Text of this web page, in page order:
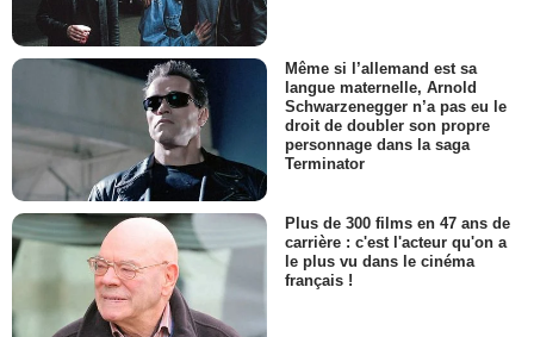
Même si l’allemand est sa
langue maternelle, Arnold
Schwarzenegger n’a pas eu le
droit de doubler son propre
personnage dans la saga
Terminator
Plus de 300 films en 47 ans de
carrière : c'est l'acteur qu'on a
le plus vu dans le cinéma
français !